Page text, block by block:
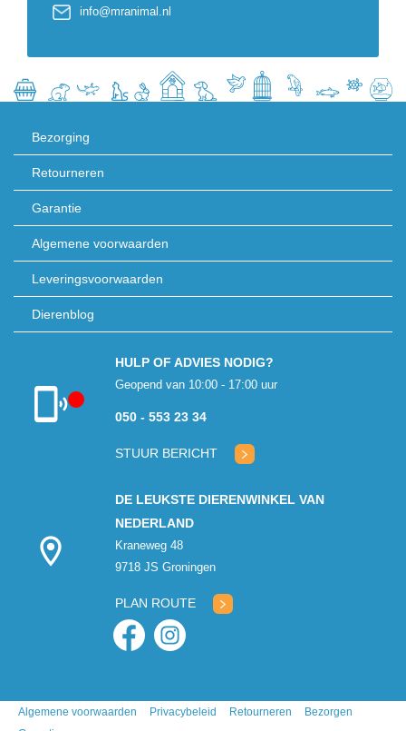
info@mranimal.nl
Bezorging
Retourneren
Garantie
Algemene voorwaarden
Leveringsvoorwaarden
Dierenblog
Klantenservice
HULP OF ADVIES NODIG?
Geopend van 10:00 - 17:00 uur
050 - 553 23 34
STUUR BERICHT
DE LEUKSTE DIERENWINKEL VAN
NEDERLAND
Kraneweg 48
9718 JS Groningen
PLAN ROUTE
Algemene voorwaarden Privacybeleid Retourneren
Bezorgen